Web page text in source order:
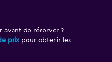
avant de réserver ?
prixpour obtenir les